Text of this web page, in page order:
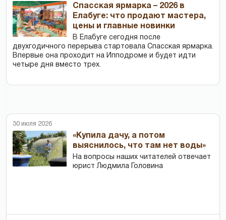
Спасская ярмарка – 2026 в
Елабуге: что продают мастера,
цены и главные новинки
В Елабуге сегодня после
двухгодичного перерыва стартовала Спасская ярмарка.
Впервые она проходит на Ипподроме и будет идти
четыре дня вместо трех.
30 июля 2026
«Купила дачу, а потом
выяснилось, что там нет воды»
На вопросы наших читателей отвечает
юрист Людмила Головина